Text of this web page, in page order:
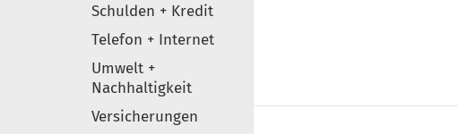
Schulden + Kredit
Telefon + Internet
Umwelt +
Nachhaltigkeit
Versicherungen